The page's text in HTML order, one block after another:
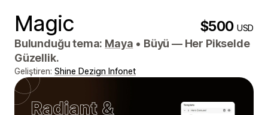
Magic $500USD
Bulunduğu tema: Maya • Büyü — Her Pikselde
Güzellik.
Geliştiren: Shine Dezign Infonet